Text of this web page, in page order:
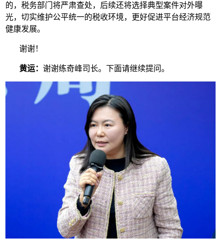
的，税务部门将严肃查处，后续还将选择典型案件对外曝
光，切实维护公平统一的税收环境，更好促进平台经济规范
健康发展。
谢谢！
黄运：谢谢练奇峰司长。下面请继续提问。